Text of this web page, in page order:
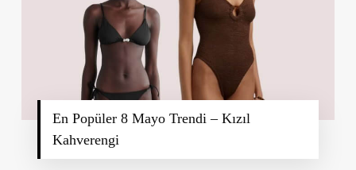
En Popüler 8 Mayo Trendi – Kızıl
Kahverengi